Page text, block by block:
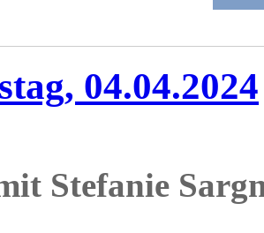
04.04.2024
Stefanie